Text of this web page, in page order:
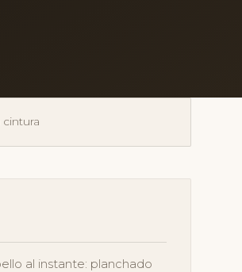
cintura
al instante: planchado